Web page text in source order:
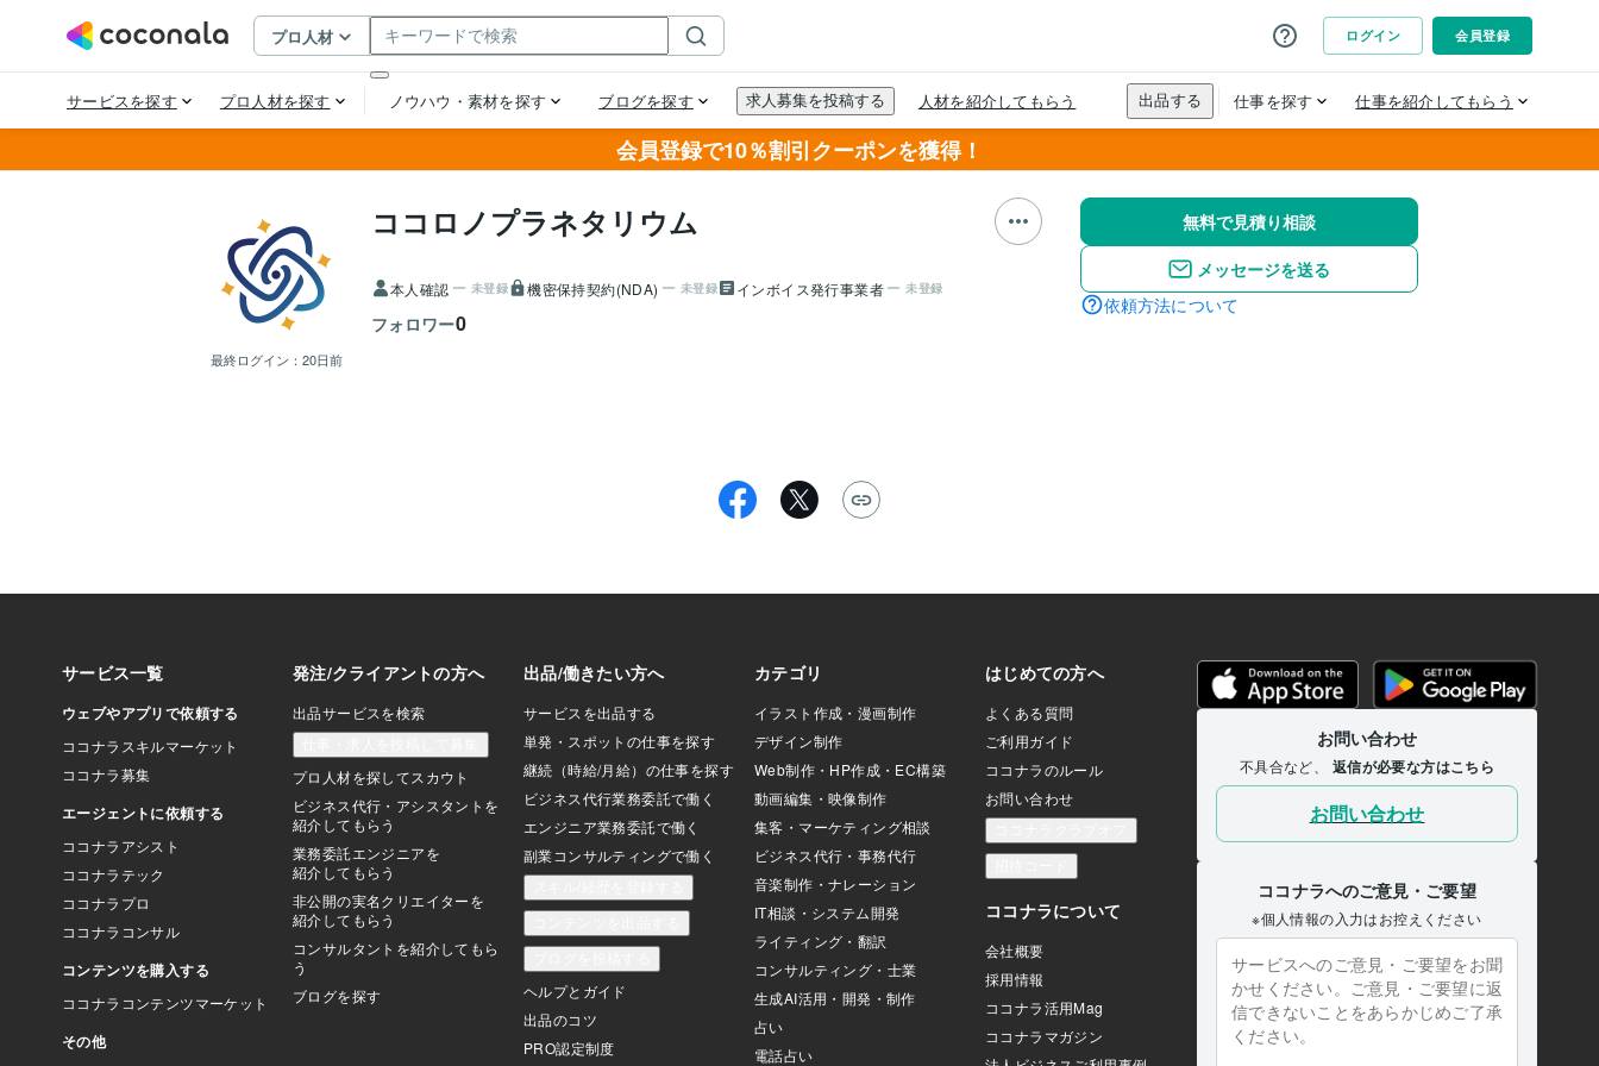
会員登録で10％割引クーポンを獲得！
最終ログイン： 20日前
ココロノプラネタリウム
本人確認 未登録 機密保持契約(NDA) 未登録 インボイス発行事業者 未登録
フォロワー0
無料で見積り相談
メッセージを送る
依頼方法について